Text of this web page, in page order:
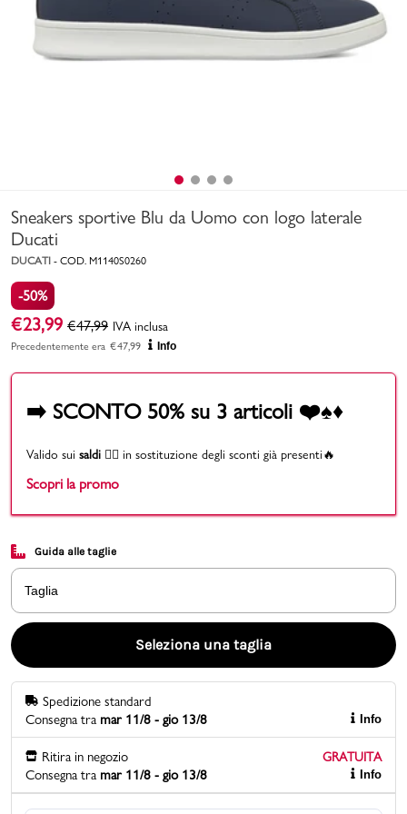
Bambino
Marchi
Carrello
Promo & News
negozi
pcard
Gift card
Sneakers sportive Blu da Uomo con logo laterale
Ducati
DUCATI - COD. M1140S0260
-50%
€23,99 €47,99 IVA inclusa
Precedentemente era €47,99 Info
➡️ SCONTO 50% su 3 articoli ❤️♠️♦️
Valido sui saldi 👉🏻 in sostituzione degli sconti già presenti🔥
Scopri la promo
Guida alle taglie
Taglia
Seleziona una taglia
Spedizione standard
Consegna tra mar 11/8 - gio 13/8 Info
Ritira in negozio
GRATUITA
Consegna tra mar 11/8 - gio 13/8 Info